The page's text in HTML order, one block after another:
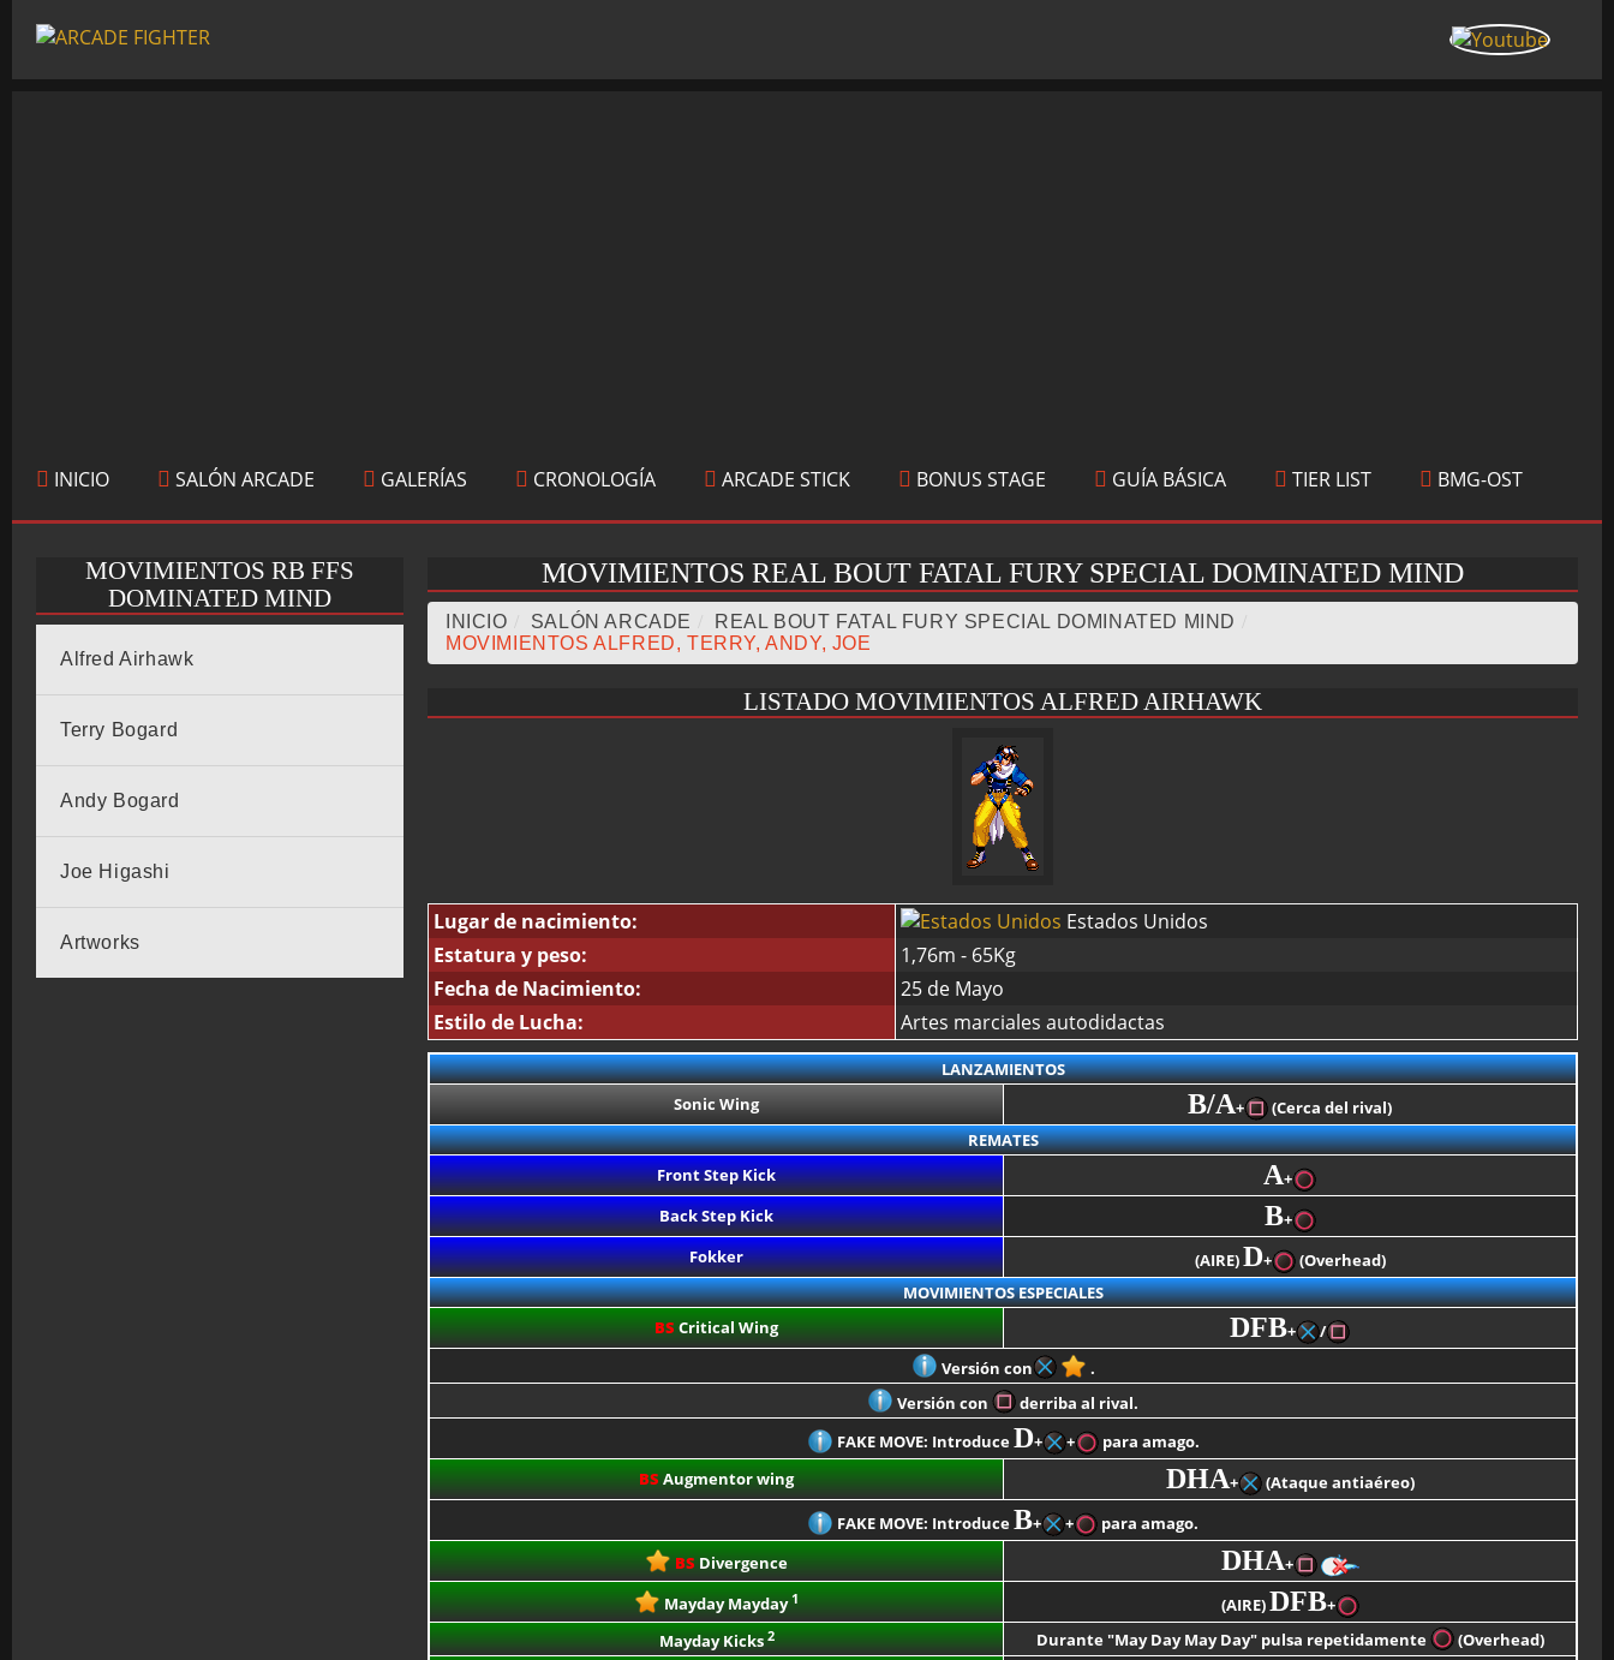
INICIO SALÓN ARCADE GALERÍAS CRONOLOGÍA ARCADE STICK BONUS STAGE GUÍA BÁSICA TIER LIST BMG-OST
MOVIMIENTOS RB FFS
DOMINATED MIND
Alfred Airhawk
Terry Bogard
Andy Bogard
Joe Higashi
Artworks
MOVIMIENTOS REAL BOUT FATAL FURY SPECIAL DOMINATED MIND
INICIO SALÓN ARCADE REAL BOUT FATAL FURY SPECIAL DOMINATED MIND
MOVIMIENTOS ALFRED, TERRY, ANDY, JOE
LISTADO MOVIMIENTOS ALFRED AIRHAWK
Lugar de nacimiento:
Estados Unidos
Estatura y peso:
1,76m - 65Kg
Fecha de Nacimiento:
25 de Mayo
Estilo de Lucha:
Artes marciales autodidactas
LANZAMIENTOS
Sonic Wing
B/A+
(Cerca del rival)
REMATES
Front Step Kick
A+
Back Step Kick
B+
Fokker
(AIRE)D+
(Overhead)
MOVIMIENTOS ESPECIALES
BSCritical Wing DFB+
/
Versión con
.
Versión con
derriba al rival.
FAKE MOVE: IntroduceD+ +
para amago.
BSAugmentor wing DHA+
(Ataque antiaéreo)
FAKE MOVE: IntroduceB+ +
para amago.
BSDivergence DHA+
Mayday Mayday1 (AIRE)DFB+
Mayday Kicks2 Durante "May Day May Day" pulsa repetidamente
(Overhead)